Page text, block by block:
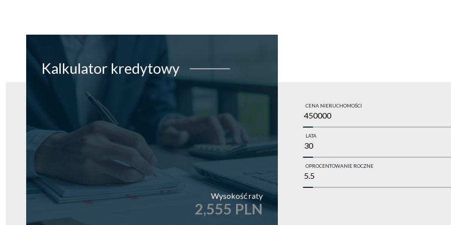
Kalkulator kredytowy
Wysokość raty
2,555 PLN
CENA NIERUCHOMOŚCI
LATA
OPROCENTOWANIE ROCZNE